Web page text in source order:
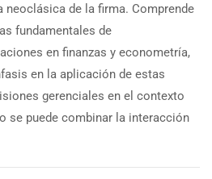
de la firma. Comprende
fundamentales de
en finanzas y econometría,
en la aplicación de estas
gerenciales en el contexto
se puede combinar la interacción